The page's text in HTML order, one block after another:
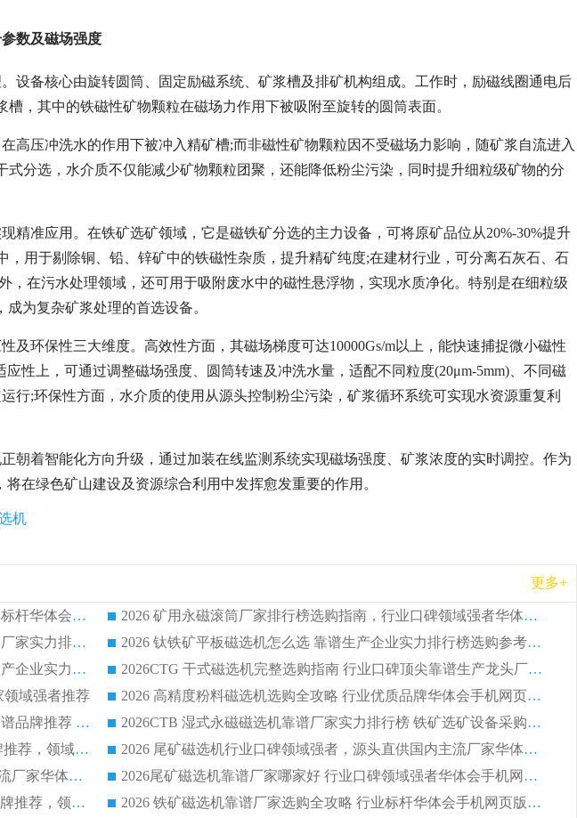
数及磁场强度
设备核心由旋转圆筒、固定励磁系统、矿浆槽及排矿机构组成。工作时，励磁线圈通电后
，其中的铁磁性矿物颗粒在磁场力作用下被吸附至旋转的圆筒表面。
高压冲洗水的作用下被冲入精矿槽;而非磁性矿物颗粒因不受磁场力影响，随矿浆自流进入
分选，水介质不仅能减少矿物颗粒团聚，还能降低粉尘污染，同时提升细粒级矿物的分
精准应用。在铁矿选矿领域，它是磁铁矿分选的主力设备，可将原矿品位从20%-30%提升
，用于剔除铜、铅、锌矿中的铁磁性杂质，提升精矿纯度;在建材行业，可分离石灰石、石
，在污水处理领域，还可用于吸附废水中的磁性悬浮物，实现水质净化。特别是在细粒级
为复杂矿浆处理的首选设备。
及环保性三大维度。高效性方面，其磁场梯度可达10000Gs/m以上，能快速捕捉微小磁性
性上，可通过调整磁场强度、圆筒转速及冲洗水量，适配不同粒度(20μm-5mm)、不同磁
;环保性方面，水介质的使用从源头控制粉尘污染，矿浆循环系统可实现水资源重复利
朝着智能化方向升级，通过加装在线监测系统实现磁场强度、矿浆浓度的实时调控。作为
在绿色矿山建设及资源综合利用中发挥愈发重要的作用。
机
更多+
2026 矿用永磁滚筒厂家排行榜选购干货指南 行业口碑标杆华体会手机网页版-华体会(中国) 实力出众
2026 矿用永磁滚筒厂家排行榜选购指南，行业口碑领域强者华体会手机网页版-华体会(中国)
2026 钛铁矿平板磁选机选购全攻略 市场公认优质品牌厂家实力排行榜
2026 钛铁矿平板磁选机怎么选 靠谱生产企业实力排行榜选购参考攻略
2026 钛铁矿平板磁选机选购指南 行业口碑优选品牌生产企业实力排行榜
2026CTG 干式磁选机完整选购指南 行业口碑顶尖靠谱生产龙头厂家实力推荐
领域强者推荐
2026 高精度粉料磁选机选购全攻略 行业优质品牌华体会手机网页版-华体会(中国) 实力深度解析
2026 高精度粉料磁选机头部厂家选购指南 行业口碑靠谱品牌推荐 领域强者华体会手机网页版-华体会(中国) 解析
2026CTB 湿式永磁磁选机靠谱厂家实力排行榜 铁矿选矿设备采购全流程选购指南
2026 CTB 湿式永磁磁选机选购指南|行业口碑良好品牌推荐，领域强者华体会手机网页版-华体会(中国)
2026 尾矿磁选机行业口碑领域强者，源头直供国内主流厂家华体会手机网页版-华体会(中国) 一站式服务
2026 尾矿磁选机行业口碑领域强者，源头直供国内主流厂家华体会手机网页版-华体会(中国) 一站式服务
2026尾矿磁选机靠谱厂家哪家好 行业口碑领域强者华体会手机网页版-华体会(中国) 推荐
2026 国内主流铁矿磁选机厂家选购指南|行业口碑好品牌推荐，领域强者华体会手机网页版-华体会(中国)
2026 铁矿磁选机靠谱厂家选购全攻略 行业标杆华体会手机网页版-华体会(中国) 设备性价比出众